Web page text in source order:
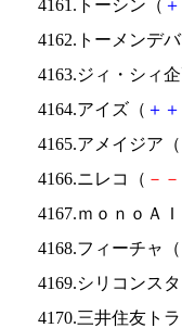
4161.トーシン（ ＋
4162.トーメンデ
4163.ジィ・シィ
4164.アイズ（ ＋ ＋
4165.アメイジア（
4166.ニレコ（ － －
4167.ｍｏｎｏＡ
4168.フィーチャ（
4169.シリコンス
4170.三井住友ト